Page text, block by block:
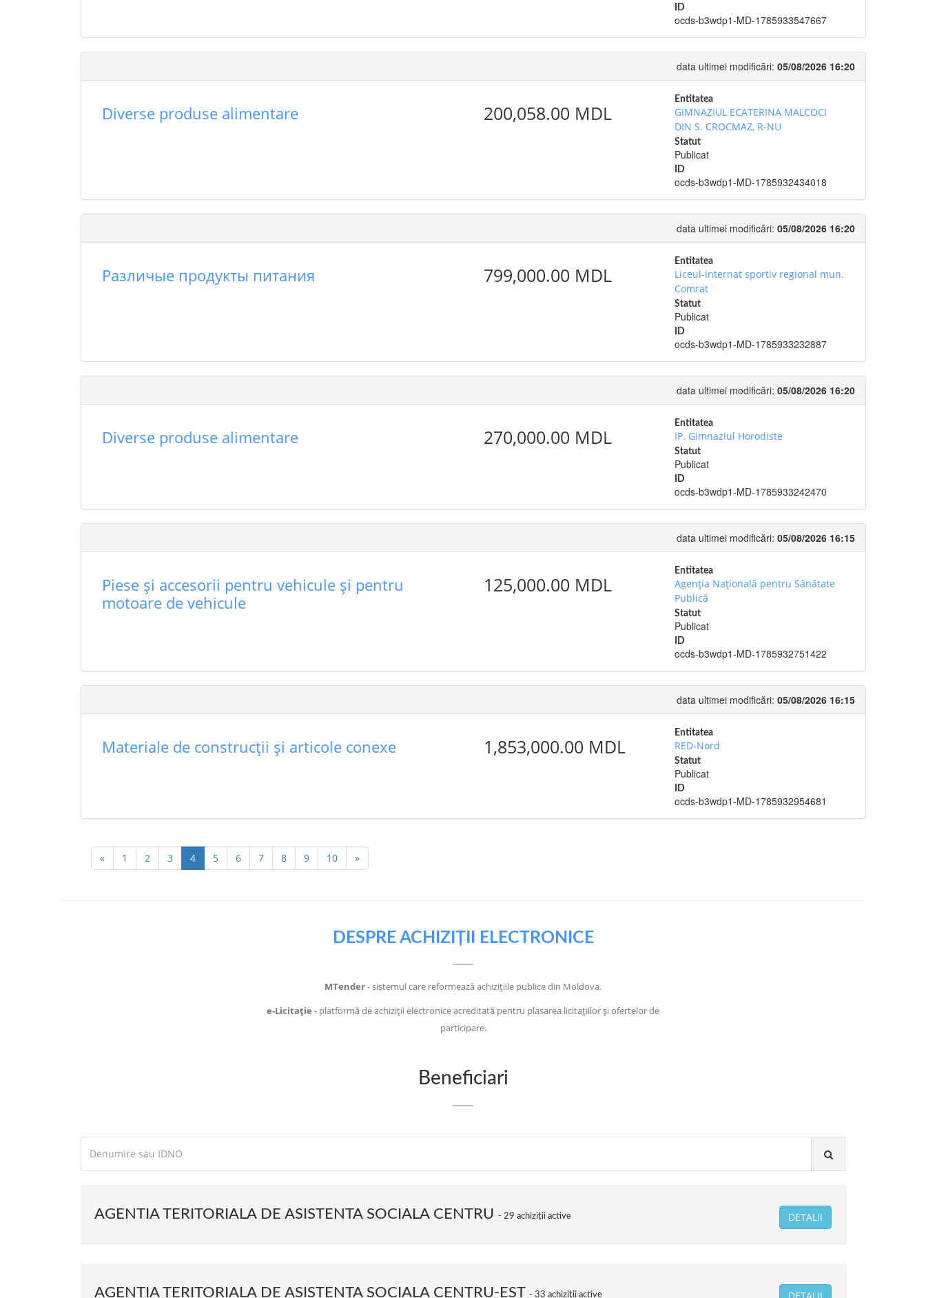
ID
ocds-b3wdp1-MD-1785933547667
data ultimei modificări: 05/08/2026 16:20
Diverse produse alimentare 200,058.00 MDL
Entitatea
GIMNAZIUL ECATERINA MALCOCI
DIN S. CROCMAZ, R-NU
Statut
Publicat
ID
ocds-b3wdp1-MD-1785932434018
data ultimei modificări: 05/08/2026 16:20
Различые продукты питания 799,000.00 MDL
Entitatea
Liceul-internat sportiv regional mun.
Comrat
Statut
Publicat
ID
ocds-b3wdp1-MD-1785933232887
data ultimei modificări: 05/08/2026 16:20
Diverse produse alimentare 270,000.00 MDL
Entitatea
IP. Gimnaziul Horodiste
Statut
Publicat
ID
ocds-b3wdp1-MD-1785933242470
data ultimei modificări: 05/08/2026 16:15
Piese şi accesorii pentru vehicule şi pentru
motoare de vehicule
125,000.00 MDL
Entitatea
Agenția Națională pentru Sănătate
Publică
Statut
Publicat
ID
ocds-b3wdp1-MD-1785932751422
data ultimei modificări: 05/08/2026 16:15
Materiale de construcţii şi articole conexe 1,853,000.00 MDL
Entitatea
RED-Nord
Statut
Publicat
ID
ocds-b3wdp1-MD-1785932954681
« 1 2 3 4 5 6 7 8 9 10 »
DESPRE ACHIZIȚII ELECTRONICE
MTender- sistemul care reformează achizițiile publice din Moldova.
e-Licitație - platformă de achiziții electronice acreditată pentru plasarea licitațiilor și ofertelor de
participare.
Beneficiari
AGENTIA TERITORIALA DE ASISTENTA SOCIALA CENTRU 29 achiziții active DETALII
AGENTIA TERITORIALA DE ASISTENTA SOCIALA CENTRU-EST 33 achiziții active